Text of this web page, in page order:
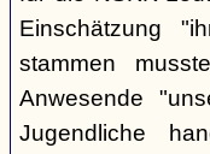
Einschätzung
stammen
Anwesende
Jugendliche